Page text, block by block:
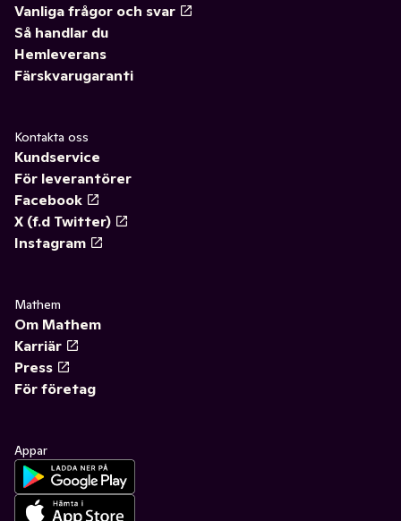
Vanliga frågor och svar
Så handlar du
Hemleverans
Färskvarugaranti
Kontakta oss
Kundservice
För leverantörer
Facebook
X (f.d Twitter)
Instagram
Mathem
Om Mathem
Karriär
Press
För företag
Appar